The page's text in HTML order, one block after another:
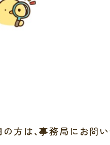
方は、事務局にお問